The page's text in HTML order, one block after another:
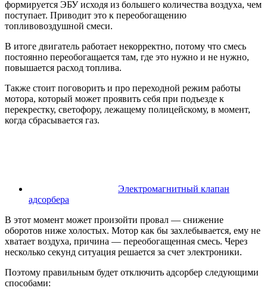
формируется ЭБУ исходя из большего количества воздуха, чем
поступает. Приводит это к переобогащению
топливовоздушной смеси.
В итоге двигатель работает некорректно, потому что смесь
постоянно переобогащается там, где это нужно и не нужно,
повышается расход топлива.
Также стоит поговорить и про переходной режим работы
мотора, который может проявить себя при подъезде к
перекрестку, светофору, лежащему полицейскому, в момент,
когда сбрасывается газ.
Электромагнитный клапан
адсорбера
В этот момент может произойти провал — снижение
оборотов ниже холостых. Мотор как бы захлебывается, ему не
хватает воздуха, причина — переобогащенная смесь. Через
несколько секунд ситуация решается за счет электроники.
Поэтому правильным будет отключить адсорбер следующими
способами: